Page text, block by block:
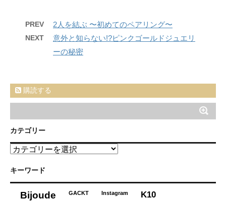
PREV 2人を結ぶ 〜初めてのペアリング〜
NEXT
意外と知らない!?ピンクゴールドジュエリ
ーの秘密
購読する
カテゴリー
カ
ゴ
キーワード
Bijoude GACKT Instagram K10